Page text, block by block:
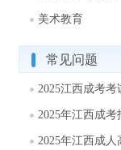
美术教育
常见问题
2025江西成考考
2025年江西成考